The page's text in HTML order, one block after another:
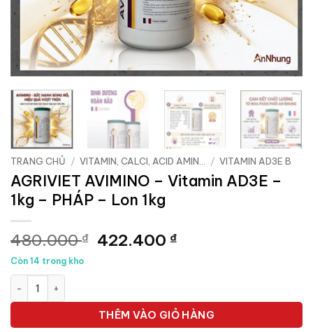
TRANG CHỦ / VITAMIN, CALCI, ACID AMIN... / VITAMIN AD3E B
AGRIVIET AVIMINO – Vitamin AD3E –
1kg – PHÁP – Lon 1kg
480.000₫ Giá
422.400 ₫Giá
422.400 ₫.
Còn 14 trong kho
THÊM VÀO GIỎ HÀNG